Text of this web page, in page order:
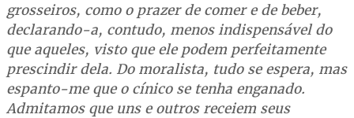
grosseiros, como o prazer de comer e de beber,
declarando-a, contudo, menos indispensável do
que aqueles, visto que ele podem perfeitamente
prescindir dela. Do moralista, tudo se espera, mas
espanto-me que o cínico se tenha enganado.
Admitamos que uns e outros receiem seus